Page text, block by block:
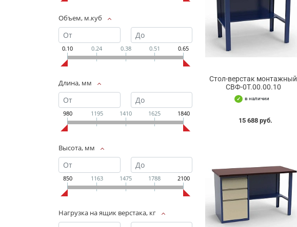
Объем, м.куб
0.10 0.24 0.38 0.51 0.65
Длина, мм
980 1195 1410 1625 1840
Высота, мм
850 1163 1475 1788 2100
Нагрузка на ящик верстака, кг
Стол-верстак монтажный
СВФ-0Т.00.00.10
в наличии
15 688 руб.